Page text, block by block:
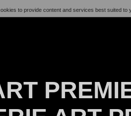
to provide content and services best suited to